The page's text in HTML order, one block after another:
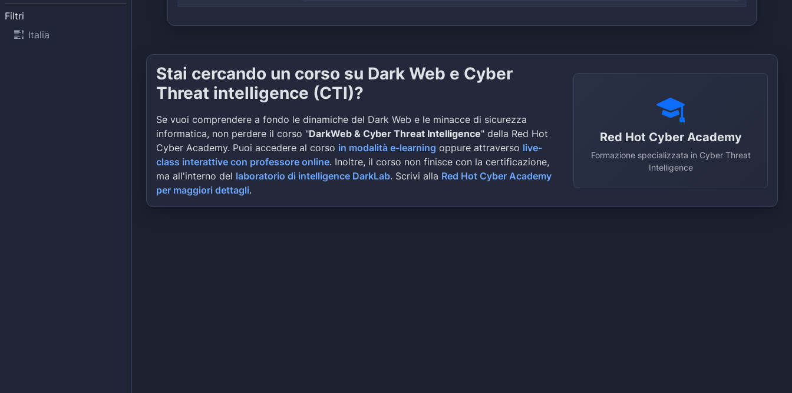
Filtri
Italia
Stai cercando un corso su Dark Web e Cyber
Threat intelligence (CTI)?
Se vuoi comprendere a fondo le dinamiche del Dark Web e le minacce di sicurezza
informatica, non perdere il corso "DarkWeb & Cyber Threat Intelligence" della Red Hot
Cyber Academy. Puoi accedere al corso in modalità e-learning oppure attraverso live-
class interattive con professore online. Inoltre, il corso non finisce con la certificazione,
ma all'interno del laboratorio di intelligence DarkLab. Scrivi alla Red Hot Cyber Academy
per maggiori dettagli.
Red Hot Cyber Academy
Formazione specializzata in Cyber Threat
Intelligence